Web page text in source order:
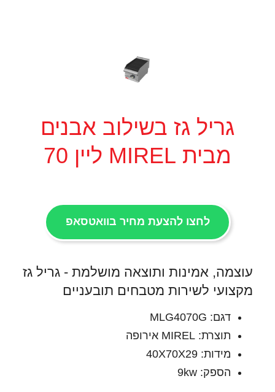
גריל גז בשילוב אבנים
מבית MIREL ליין 70
לחצו להצעת מחיר בוואטסאפ
עוצמה, אמינות ותוצאה מושלמת - גריל גז
מקצועי לשירות מטבחים תובעניים
דגם: MLG4070G
תוצרת: MIREL אירופה
מידות: 40X70X29
הספק: 9kw